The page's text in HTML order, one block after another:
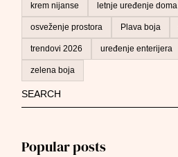
Search
for:
Popular posts
krem nijanse letnje uređenje doma
osveženje prostora Plava boja
trendovi 2026 uređenje enterijera
zelena boja